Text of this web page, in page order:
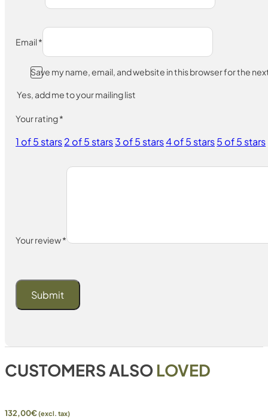
Email*
Save my name, email, and website in this browser for the
Yes, add me to your mailing list
Your rating*
1 of 5 stars2 of 5 stars3 of 5 stars4 of 5 stars5 of 5 stars
Your review*
CUSTOMERS ALSO LOVED
132,00€(excl. tax)